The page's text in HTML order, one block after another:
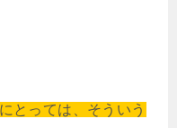
とっては、そういう